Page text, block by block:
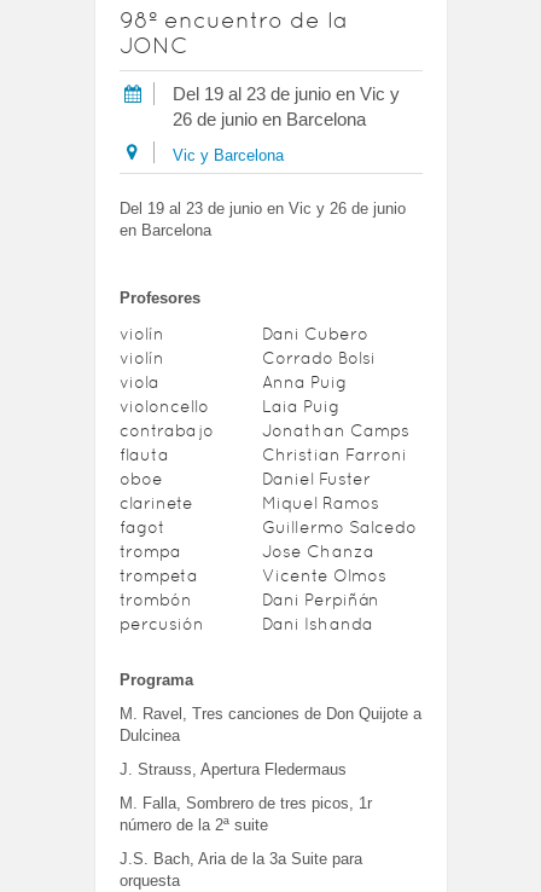
98º encuentro de la
JONC
Del 19 al 23 de junio en Vic y
26 de junio en Barcelona
Vic y Barcelona
Del 19 al 23 de junio en Vic y 26 de junio
en Barcelona
Profesores
violín
Dani Cubero
violín
Corrado Bolsi
viola
Anna Puig
violoncello
Laia Puig
contrabajo
Jonathan Camps
flauta
Christian Farroni
oboe
Daniel Fuster
clarinete
Miquel Ramos
fagot
Guillermo Salcedo
trompa
Jose Chanza
trompeta
Vicente Olmos
trombón
Dani Perpiñán
percusión
Dani Ishanda
Programa
M. Ravel, Tres canciones de Don Quijote a
Dulcinea
J. Strauss, Apertura Fledermaus
M. Falla, Sombrero de tres picos, 1r
número de la 2ª suite
J.S. Bach, Aria de la 3a Suite para
orquesta